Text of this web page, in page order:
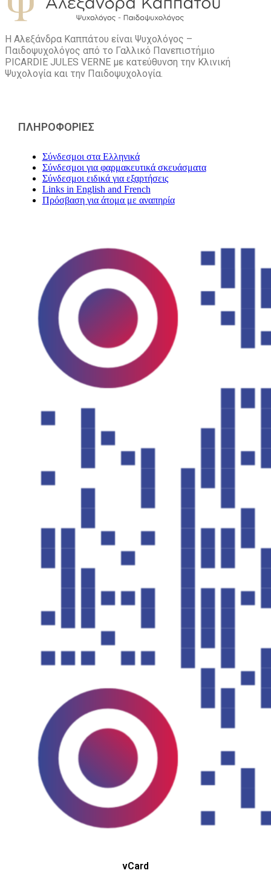
Η Αλεξάνδρα Καππάτου είναι Ψυχολόγος –
Παιδοψυχολόγος από το Γαλλικό Πανεπιστήμιο
PICARDIE JULES VERNE με κατεύθυνση την Kλινική
Ψυχολογία και την Παιδοψυχολογία.
ΠΛΗΡΟΦΟΡΙΕΣ
Σύνδεσμοι στα Ελληνικά
Σύνδεσμοι για φαρμακευτικά σκευάσματα
Σύνδεσμοι ειδικά για εξαρτήσεις
Links in English and French
Πρόσβαση για άτομα με αναπηρία
vCard